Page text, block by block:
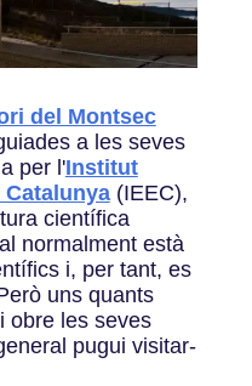
del Montsec
a les seves
per l'Institut
Catalunya(IEEC),
científica
normalment està
i, per tant, es
uns quants
obre les seves
pugui visitar-